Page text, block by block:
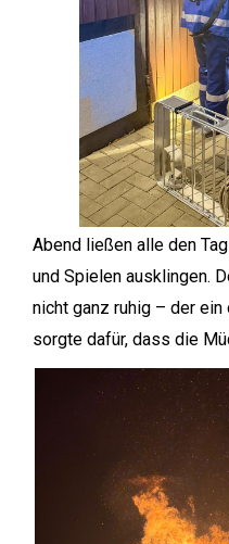
Abend ließen alle den
und Spielen ausklingen.
nicht ganz ruhig – der
sorgte dafür, dass die